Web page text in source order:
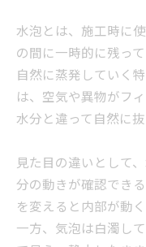
水泡とは、施工時に
の間に一時的に残っ
自然に蒸発していく
は、空気や異物がフ
水分と違って自然に
見た目の違いとして
分の動きが確認でき
を変えると内部が動
一方、気泡は白濁し